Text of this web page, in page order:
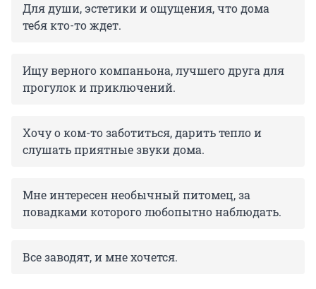
Для души, эстетики и ощущения, что дома
тебя кто-то ждет.
Ищу верного компаньона, лучшего друга для
прогулок и приключений.
Хочу о ком-то заботиться, дарить тепло и
слушать приятные звуки дома.
Мне интересен необычный питомец, за
повадками которого любопытно наблюдать.
Все заводят, и мне хочется.